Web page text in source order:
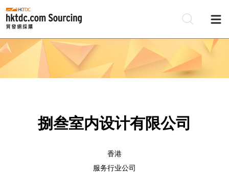
捌叁室内设计有限公司
香港
服务行业公司